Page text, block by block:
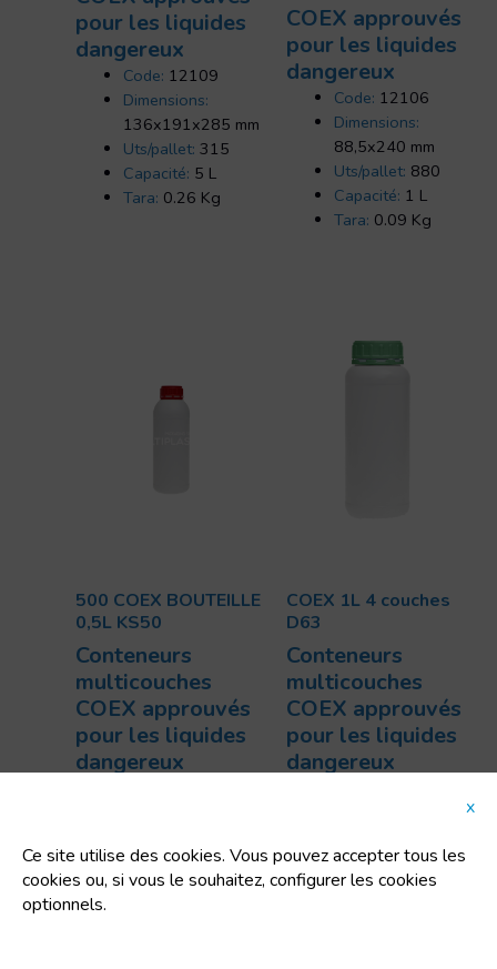
pour les liquides
dangereux
Code: 12109
Dimensions:
136x191x285 mm
Uts/pallet: 315
Capacité: 5 L
Tara: 0.26 Kg
COEX approuvés
pour les liquides
dangereux
Code: 12106
Dimensions:
88,5x240 mm
Uts/pallet: 880
Capacité: 1 L
Tara: 0.09 Kg
500 COEX BOUTEILLE
0,5L KS50
Conteneurs
multicouches
COEX approuvés
pour les liquides
dangereux
Uts/pallet:2684
Capacité:0.5 L
COEX 1L 4 couches
D63
Conteneurs
multicouches
COEX approuvés
pour les liquides
dangereux
Ce site utilise des cookies. Vous pouvez accepter tous les
cookies ou, si vous le souhaitez, configurer les cookies
optionnels.
x